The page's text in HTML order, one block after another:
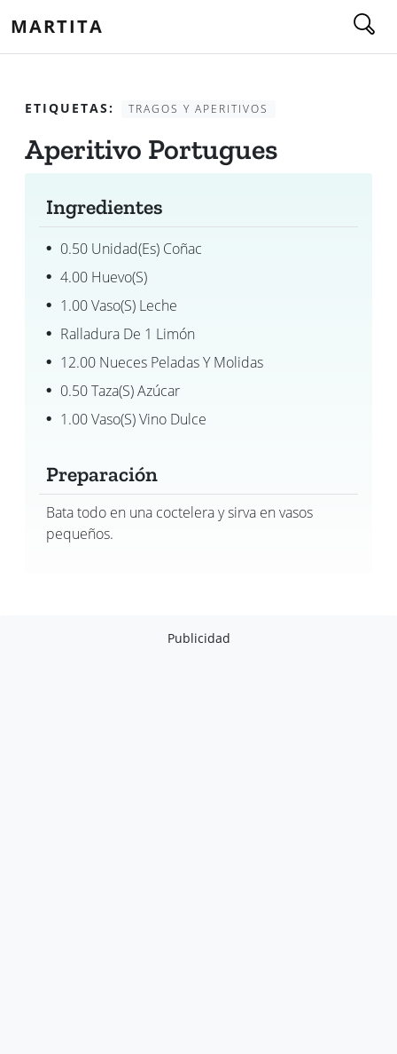
MARTITA
ETIQUETAS: TRAGOS Y APERITIVOS
Aperitivo Portugues
Ingredientes
0.50 Unidad(es) Coñac
4.00 Huevo(s)
1.00 Vaso(s) Leche
Ralladura De 1 Limón
12.00 Nueces Peladas Y Molidas
0.50 Taza(s) Azúcar
1.00 Vaso(s) Vino Dulce
Preparación
Bata todo en una coctelera y sirva en vasos
pequeños.
Publicidad